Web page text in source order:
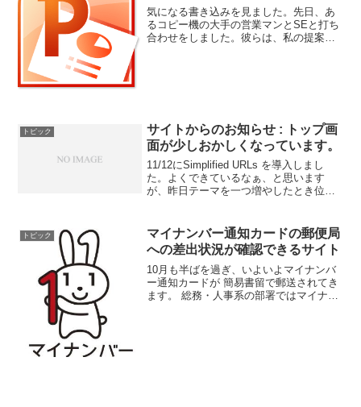
気になる書き込みを見ました。先日、あ
るコピー機の大手の営業マンとSEと打ち
合わせをしました。彼らは、私の提案し
トピック
サイトからのお知らせ : トップ画
面が少しおかしくなっています。
11/12にSimplified URLs を導入しまし
た。よくできているなぁ、と思います
が、昨日テーマを一つ増やしたとき位か
ラインをインストールして設定したの
に、うま...
トピック
マイナンバー通知カードの郵便局
への差出状況が確認できるサイト
10月も半ばを過ぎ、いよいよマイナンバ
ー通知カードが 簡易書留で郵送されてき
ます。 総務・人事系の部署ではマイナン